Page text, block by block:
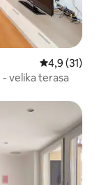
Prosječna
4,9 (31)
velika terasa
gosti”